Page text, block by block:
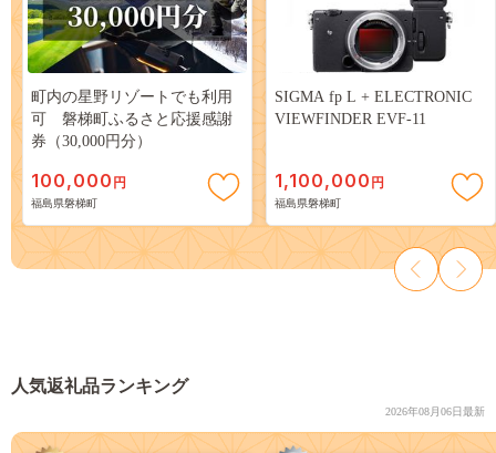
町内の星野リゾートでも利用
可 磐梯町ふるさと応援感謝
券（30,000円分）
100,000 円
福島県磐梯町
SIGMA fp L + ELECTRONIC
VIEWFINDER EVF-11
1,100,000 円
福島県磐梯町
人気返礼品ランキング
2026年08月06日最新